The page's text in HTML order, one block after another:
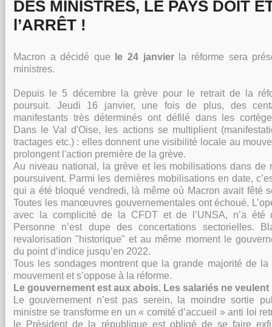
DES MINISTRES, LE PAYS DOIT
l’ARRÊT !
Macron a décidé que le 24 janvier
la réforme sera
ministres.
Depuis le 5 décembre la grève pour le retrait de la
poursuit. Jeudi 16 janvier, une fois de plus, des
manifestants très déterminés ont défilé dans les
Dans le Val d'Oise, les actions se multiplient
tractages etc.) : elles donnent une visibilité locale au
prolongent l'action première de la grève.
Au niveau national, la grève et les mobilisations dans de
poursuivent. Parmi les dernières mobilisations en date,
qui a été bloqué vendredi, là même où Macron avait fêté
Toutes les manœuvres gouvernementales ont échoué.
avec la complicité de la CFDT et de l’UNSA, n’a été
Personne n’est dupe des concertations sectorielles.
revalorisation "historique" et au même moment le
du point d’indice jusqu’en 2022.
Tous les sondages montrent que la grande majorité de
mouvement et s’oppose à la réforme.
Le gouvernement est aux abois. Les salariés ne veulent
Le gouvernement n’est pas serein, la moindre sortie
ministre se transforme en un « comité d’accueil » anti loi
le Président de la république est obligé de se faire